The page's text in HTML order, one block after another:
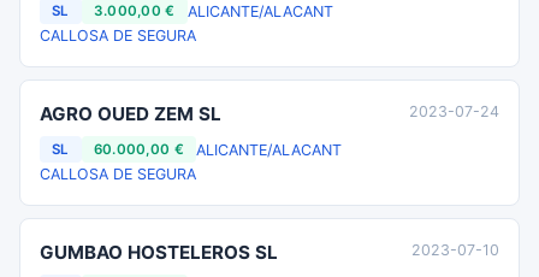
SL 3.000,00 €
ALICANTE/ALACANT
CALLOSA DE SEGURA
AGRO OUED ZEM SL
SL 60.000,00 €
ALICANTE/ALACANT
CALLOSA DE SEGURA
2023-07-24
GUMBAO HOSTELEROS SL 2023-07-10